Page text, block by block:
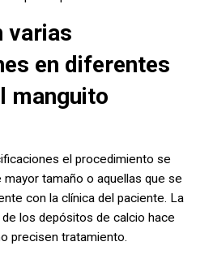
varias
en diferentes
manguito
el procedimiento se
tamaño o aquellas que se
con la clínica del paciente. La
los depósitos de calcio hace
precisen tratamiento.